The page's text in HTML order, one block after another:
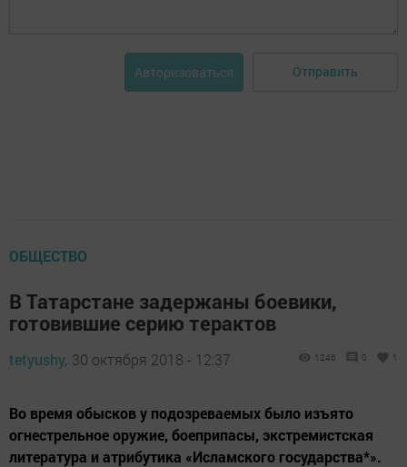
Авторизоваться Отправить
ОБЩЕСТВО
В Татарстане задержаны боевики,
готовившие серию терактов
tetyushy, 30 октября 2018 - 12:37 1246 0 1
Во время обысков у подозреваемых было изъято
огнестрельное оружие, боеприпасы, экстремистская
литература и атрибутика «Исламского государства*».